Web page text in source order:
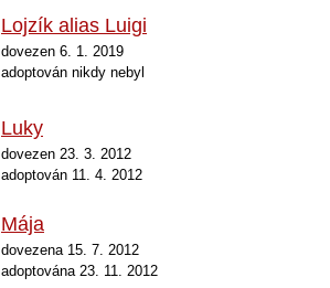
Lojzík alias Luigi
dovezen 6. 1. 2019
adoptován nikdy nebyl
Luky
dovezen 23. 3. 2012
adoptován 11. 4. 2012
Mája
dovezena 15. 7. 2012
adoptována 23. 11. 2012